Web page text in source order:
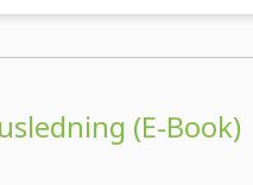
(E-Book)